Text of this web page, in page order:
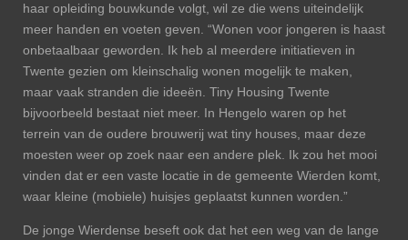
haar opleiding bouwkunde volgt, wil ze die wens uiteindelijk
meer handen en voeten geven. “Wonen voor jongeren is haast
onbetaalbaar geworden. Ik heb al meerdere initiatieven in
Twente gezien om kleinschalig wonen mogelijk te maken,
maar vaak stranden die ideeën. Tiny Housing Twente
bijvoorbeeld bestaat niet meer. In Hengelo waren op het
terrein van de oudere brouwerij wat tiny houses, maar deze
moesten weer op zoek naar een andere plek. Ik zou het mooi
vinden dat er een vaste locatie in de gemeente Wierden komt,
waar kleine (mobiele) huisjes geplaatst kunnen worden.”
De jonge Wierdense beseft ook dat het een weg van de lange